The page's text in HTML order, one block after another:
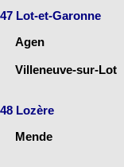
47 Lot-et-Garonne
Agen
Villeneuve-sur-Lot
48 Lozère
Mende